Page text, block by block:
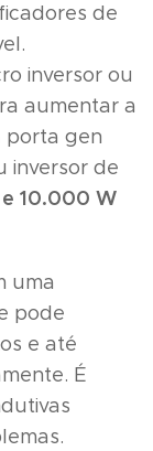
de
inversor ou
aumentar a
porta gen
inversor de
10.000 W
uma
pode
e até
É